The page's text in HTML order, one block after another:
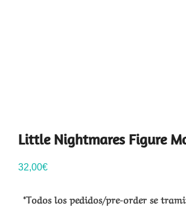
Little Nightmares Figure
32,00€
*Todos los pedidos/pre-order se